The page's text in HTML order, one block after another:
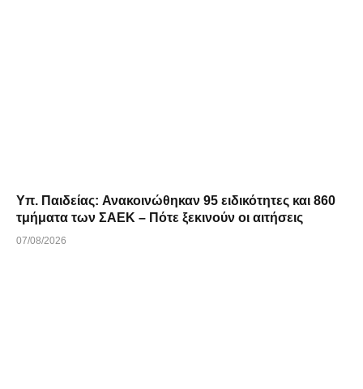
Υπ. Παιδείας: Ανακοινώθηκαν 95 ειδικότητες και 860
τμήματα των ΣΑΕΚ – Πότε ξεκινούν οι αιτήσεις
07/08/2026